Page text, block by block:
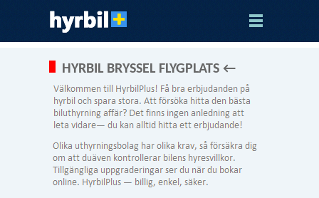
HYRBIL BRYSSEL FLYGPLATS ←